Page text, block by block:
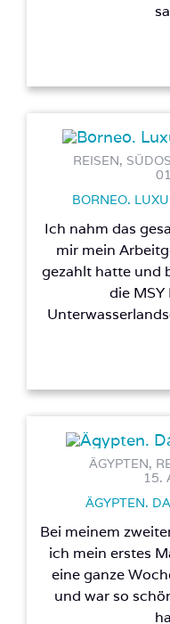
REISEN,
BORNEO.
Ich nahm das
mir mein
gezahlt hatte und
die MSY
ÄGYPTEN,
15.
ÄGYPTEN.
Bei meinem
ich mein erstes
eine ganze
und war so